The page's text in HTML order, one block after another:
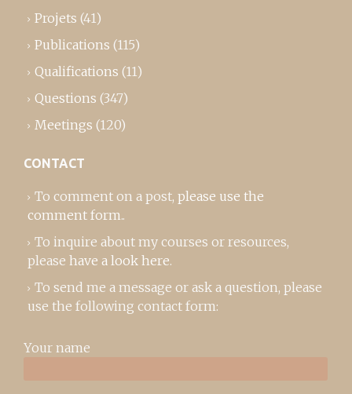
Projets (41)
Publications (115)
Qualifications (11)
Questions (347)
Meetings (120)
CONTACT
To comment on a post, please use the
comment form..
To inquire about my courses or resources,
please have a look here.
To send me a message or ask a question, please
use the following contact form:
Your name